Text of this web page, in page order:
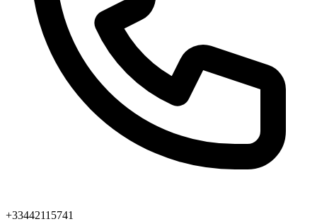
+33442115741